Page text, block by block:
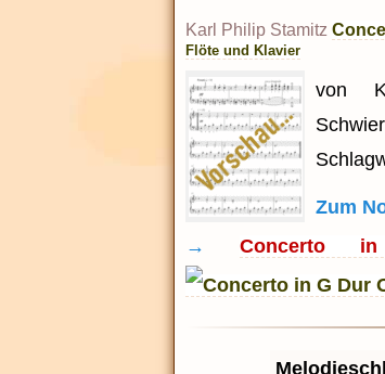
Karl Philip Stamitz
Flöte und Klavier
von
Zum
→